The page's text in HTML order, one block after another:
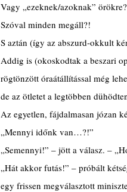
Vagy „ezeknek/azoknak” örökre?
Szóval minden megáll?!
S aztán (így az abszurd-okkult
Addig is (okoskodtak a beszari
rögtönzött óraátállítással még
de az ötletet a legtöbben
Az egyetlen, fájdalmasan józan
„Mennyi időnk van…?!”
„Semennyi!” – jött a válasz. –
„Hát akkor futás!” – próbált
egy frissen megválasztott